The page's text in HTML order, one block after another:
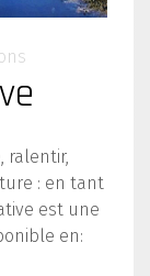
ralentir,
: en tant
est une
en: